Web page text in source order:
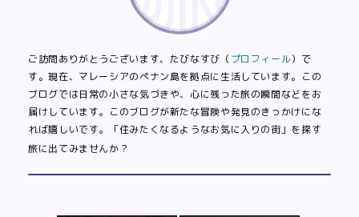
ご訪問ありがとうございます、たびなすび（プロフィール）で
す。現在、マレーシアのペナン島を拠点に生活しています。この
ブログでは日常の小さな気づきや、心に残った旅の瞬間などをお
届けしています。このブログが新たな冒険や発見のきっかけにな
れば嬉しいです。「住みたくなるようなお気に入りの街」を探す
旅に出てみませんか？